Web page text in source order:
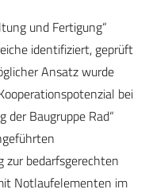
und Fertigung“
identifiziert, geprüft
Ansatz wurde
bei
der Baugruppe Rad“
bedarfsgerechten
Notlaufelementen im